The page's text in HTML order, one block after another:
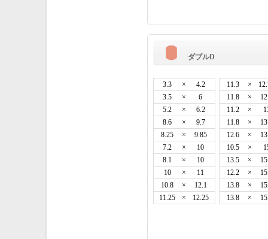
ダブルD
3.3 × 4.2 11.3 ×
3.5
× 6 11.8 ×
5.2
× 6.2 11.2 ×
8.6
× 9.7 11.8 ×
8.25
× 9.85 12.6 ×
7.2
× 10 10.5 ×
8.1
× 10 13.5 ×
10
× 11 12.2 ×
10.8
× 12.1 13.8 ×
11.25
× 12.25 13.8 ×